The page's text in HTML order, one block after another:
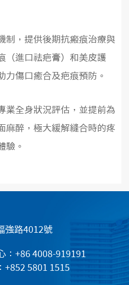
制，提供後期抗瘢痕治療與
（進口祛疤膏）和美皮護
力傷口癒合及疤痕預防。
業全身狀況評估，並提前為
麻醉，極大緩解縫合時的疼
驗。
強路4012號
：+86 4008-919191
+852 5801 1515